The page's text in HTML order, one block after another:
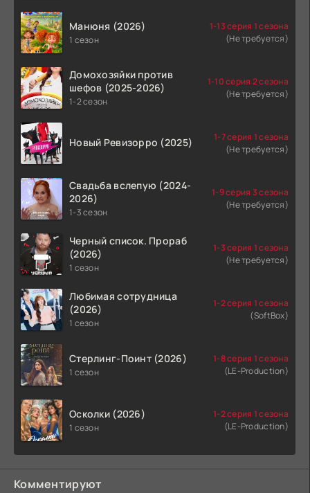
Манюня (2026)
1 сезон
1-13 серия 1 сезона
(Не требуется)
Домохозяйки против
шефов (2025-2026)
1-2 сезон
1-10 серия 2 сезона
(Не требуется)
Новый Ревизорро (2025)
1-7 серия 1 сезона
(Не требуется)
Свадьба вслепую (2024-
2026)
1-3 сезон
1-9 серия 3 сезона
(Не требуется)
Черный список. Прораб
(2026)
1 сезон
1-3 серия 1 сезона
(Не требуется)
Любимая сотрудница
(2026)
1 сезон
1-2 серия 1 сезона
(SoftBox)
Стерлинг-Поинт (2026)
1 сезон
1-8 серия 1 сезона
(LE-Production)
Осколки (2026)
1 сезон
1-2 серия 1 сезона
(LE-Production)
Комментируют